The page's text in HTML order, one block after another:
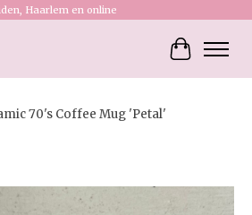
Haarlem en online
70's Coffee Mug 'Petal'
slideshow Items